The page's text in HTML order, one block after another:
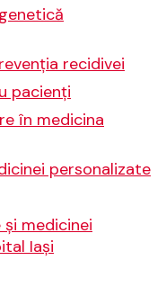
recidivei
pacienți
în medicina
personalizate
medicinei
Iași